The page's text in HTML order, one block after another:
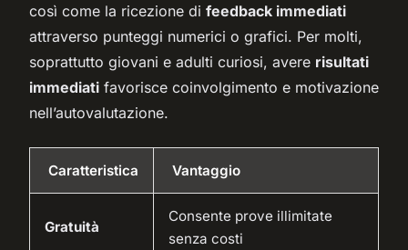
così come la ricezione di feedback immediati
attraverso punteggi numerici o grafici. Per molti,
soprattutto giovani e adulti curiosi, avere risultati
immediati favorisce coinvolgimento e motivazione
nell’autovalutazione.
Caratteristica Vantaggio
Gratuità
Consente prove illimitate
senza costi